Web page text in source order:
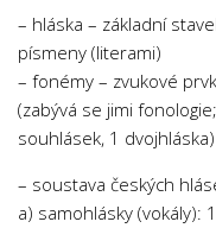
Management
Marketing
Němčina
Pedagogika
– hláska – základní
písmeny (literami)
– fonémy – zvukové
(zabývá se jimi
souhlásek, 1 dvojhláska)
– soustava českých
a) samohlásky (vokály):